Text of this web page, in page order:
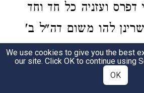
דפרס ועזניה כל חד וחד
להו משום דה"ל ב'
עופות דכל חד וחד הוה
מק"ו די"ט עופות אלא
We use cookies to give you the best
our site. Click OK to continue using
OK